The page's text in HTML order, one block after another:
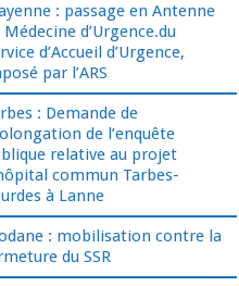
: passage en Antenne
Médecine d’Urgence.du
d’Accueil d’Urgence,
par l’ARS
: Demande de
de l’enquête
relative au projet
commun Tarbes-
à Lanne
: mobilisation contre la
du SSR